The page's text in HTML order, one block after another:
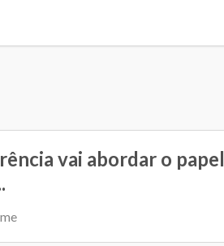
vai abordar o papel